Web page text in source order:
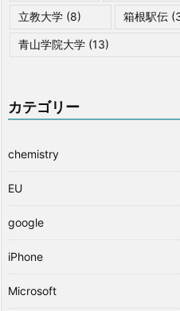
立教大学 (8) 箱根駅伝
青山学院大学 (13)
カテゴリー
chemistry
EU
google
iPhone
Microsoft